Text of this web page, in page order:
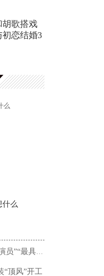
胡歌搭戏
初恋结婚3
什么
金鹰节李易峰获“观众喜爱男演员”“最具人气男演
“顶风”开工